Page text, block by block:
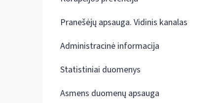
Pranešėjų apsauga. Vidinis kanalas
Administracinė informacija
Statistiniai duomenys
Asmens duomenų apsauga